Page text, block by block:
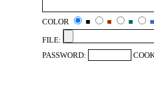
COLOR ■ ■ ■
■
FILE:
PASSWORD: